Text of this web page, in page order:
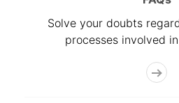
Solve your doubts
processes involved